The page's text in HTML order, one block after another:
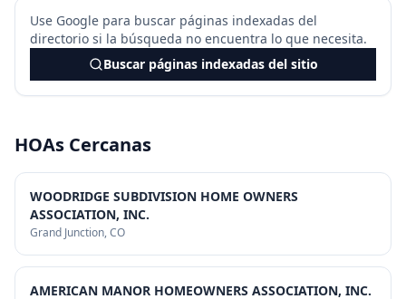
Use Google para buscar páginas indexadas del
directorio si la búsqueda no encuentra lo que necesita.
Buscar páginas indexadas del sitio
HOAs Cercanas
WOODRIDGE SUBDIVISION HOME OWNERS
ASSOCIATION, INC.
Grand Junction, CO
AMERICAN MANOR HOMEOWNERS ASSOCIATION, INC.